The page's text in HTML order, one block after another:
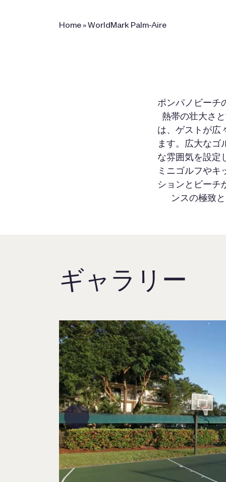
Home »WorldMark Palm-Aire
ポンパノビーチ
熱帯の壮大さ
は、ゲストが広
ます。広大なゴ
な雰囲気を設定
ミニゴルフやキ
ションとビーチ
ンスの極致
ギャラリー